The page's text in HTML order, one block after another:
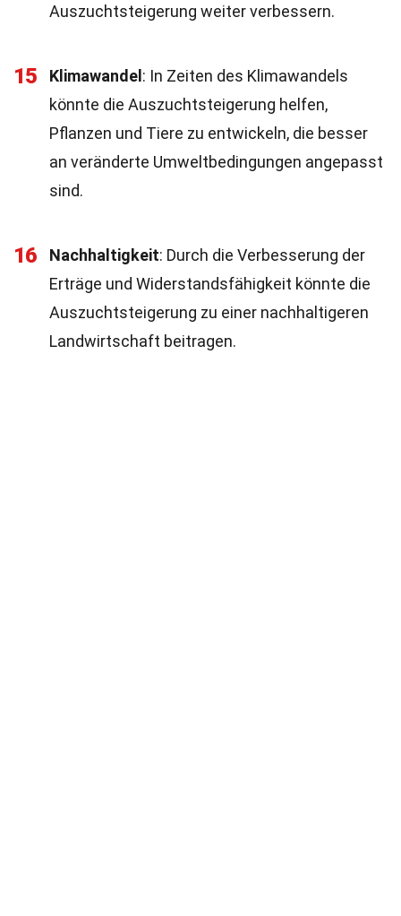
Auszuchtsteigerung weiter verbessern.
15 Klimawandel : In Zeiten des Klimawandels
könnte die Auszuchtsteigerung helfen,
Pflanzen und Tiere zu entwickeln, die besser
an veränderte Umweltbedingungen angepasst
sind.
16 Nachhaltigkeit: Durch die Verbesserung der
Erträge und Widerstandsfähigkeit könnte die
Auszuchtsteigerung zu einer nachhaltigeren
Landwirtschaft beitragen.